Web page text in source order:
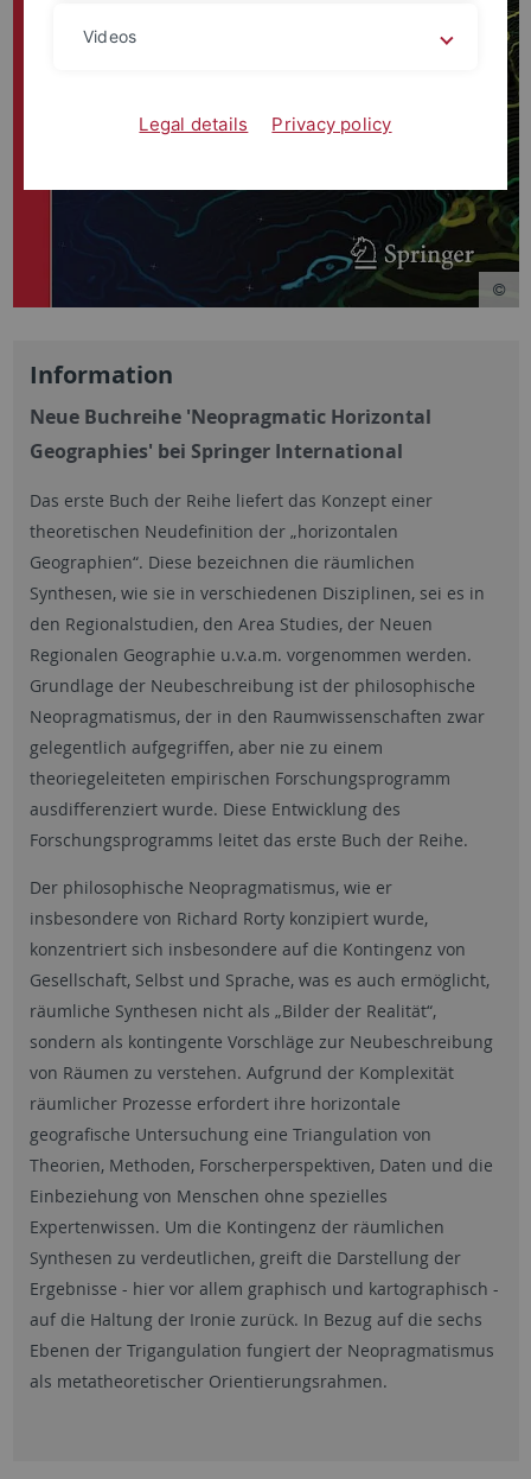
Information
Neue Buchreihe 'Neopragmatic Horizontal
Geographies' bei Springer International
Das erste Buch der Reihe liefert das Konzept einer
theoretischen Neudefinition der „horizontalen
Geographien“. Diese bezeichnen die räumlichen
Synthesen, wie sie in verschiedenen Disziplinen, sei es in
den Regionalstudien, den Area Studies, der Neuen
Regionalen Geographie u.v.a.m. vorgenommen werden.
Grundlage der Neubeschreibung ist der philosophische
Neopragmatismus, der in den Raumwissenschaften zwar
gelegentlich aufgegriffen, aber nie zu einem
theoriegeleiteten empirischen Forschungsprogramm
ausdifferenziert wurde. Diese Entwicklung des
Forschungsprogramms leitet das erste Buch der Reihe.
Der philosophische Neopragmatismus, wie er
insbesondere von Richard Rorty konzipiert wurde,
konzentriert sich insbesondere auf die Kontingenz von
Gesellschaft, Selbst und Sprache, was es auch ermöglicht,
räumliche Synthesen nicht als „Bilder der Realität“,
sondern als kontingente Vorschläge zur Neubeschreibung
von Räumen zu verstehen. Aufgrund der Komplexität
räumlicher Prozesse erfordert ihre horizontale
geografische Untersuchung eine Triangulation von
Theorien, Methoden, Forscherperspektiven, Daten und die
Einbeziehung von Menschen ohne spezielles
Expertenwissen. Um die Kontingenz der räumlichen
Synthesen zu verdeutlichen, greift die Darstellung der
Ergebnisse - hier vor allem graphisch und kartographisch -
auf die Haltung der Ironie zurück. In Bezug auf die sechs
Ebenen der Trigangulation fungiert der Neopragmatismus
als metatheoretischer Orientierungsrahmen.
Videos
Legal details Privacy policy